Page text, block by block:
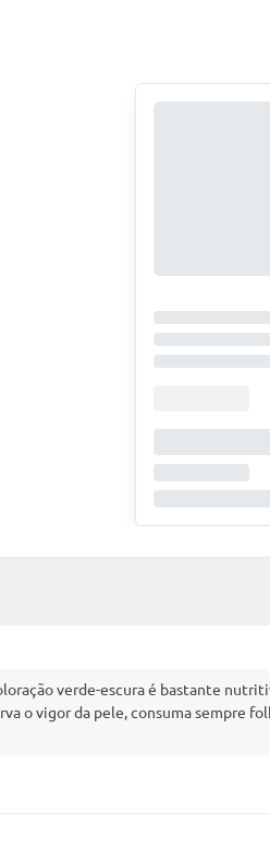
verde-escura é bastante
o vigor da pele, consuma sempre